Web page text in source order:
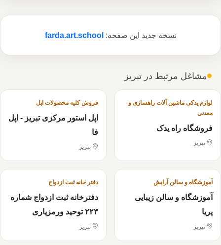
نسخه جدید این صفحه:farda.art.school
مشاغل مرتبط در تبریز
لوازم یدکی ماشین آلات راهسازی و
معدنی
فروشگاه راه یدک
تبریز
فروش کلیه محصولات اپل
اپل استور مرکزی تبریز - اپل
فا
تبریز
آموزشگاه و سالن آرایش
آموزشگاه و سالن زیبایی
پریا
تبریز
دفتر خانه ثبت ازدواج
دفترخانه ثبت ازدواج شماره
۲۲۳ توحید ورمزیاری
تبریز